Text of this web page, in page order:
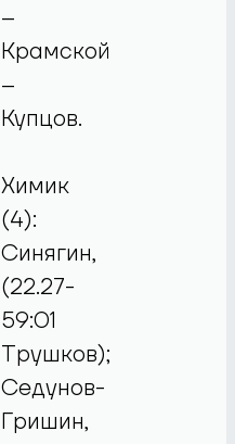
–
Крамской
–
Купцов.
Химик
(4):
Синягин,
(22.27-
59:01
Трушков);
Седунов-
Гришин,